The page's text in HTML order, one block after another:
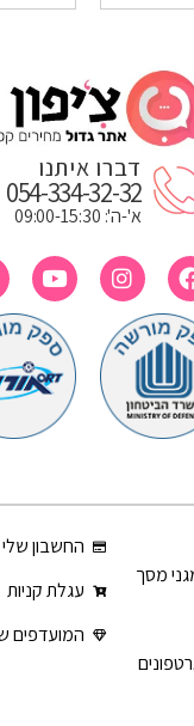
דברו איתנו
054-334-32-32
א'-ה': 09:00-15:30
מסך
החשבון שלי
עגלת קניות
המועדפים